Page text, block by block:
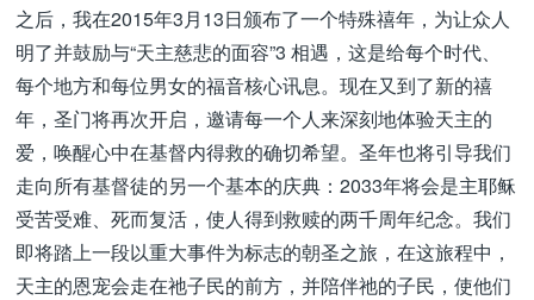
之后，我在2015年3月13日颁布了一个特殊禧年，为让众人
明了并鼓励与“天主慈悲的面容”3 相遇，这是给每个时代、
每个地方和每位男女的福音核心讯息。现在又到了新的禧
年，圣门将再次开启，邀请每一个人来深刻地体验天主的
爱，唤醒心中在基督内得救的确切希望。圣年也将引导我们
走向所有基督徒的另一个基本的庆典：2033年将会是主耶稣
受苦受难、死而复活，使人得到救赎的两千周年纪念。我们
即将踏上一段以重大事件为标志的朝圣之旅，在这旅程中，
天主的恩宠会走在祂子民的前方，并陪伴祂的子民，使他们